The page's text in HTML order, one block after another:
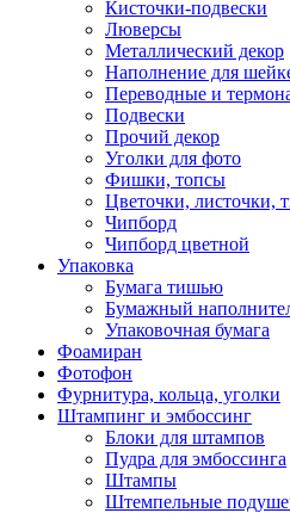
Кисточки-подвески
Люверсы
Металлический декор
Наполнение для
Переводные и
Подвески
Прочий декор
Уголки для фото
Фишки, топсы
Цветочки, листочки,
Чипборд
Чипборд цветной
Упаковка
Бумага тишью
Бумажный
Упаковочная бумага
Фоамиран
Фотофон
Фурнитура, кольца, уголки
Штампинг и эмбоссинг
Блоки для штампов
Пудра для эмбоссинга
Штампы
Штемпельные